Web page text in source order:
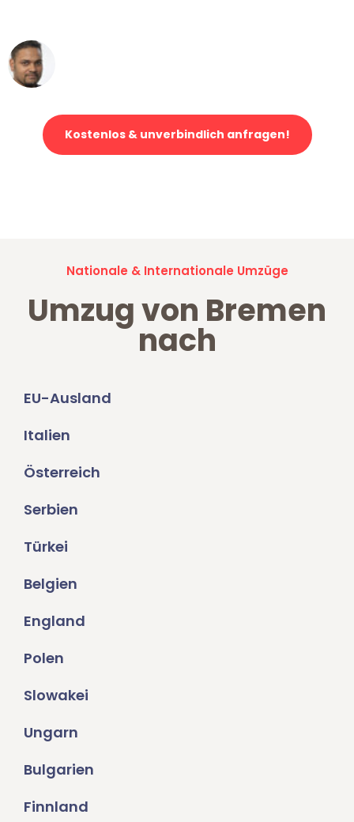
Kostenlos & unverbindlich anfragen!
Nationale & Internationale Umzüge
Umzug von Bremen
nach
EU-Ausland
Italien
Österreich
Serbien
Türkei
Belgien
England
Polen
Slowakei
Ungarn
Bulgarien
Finnland